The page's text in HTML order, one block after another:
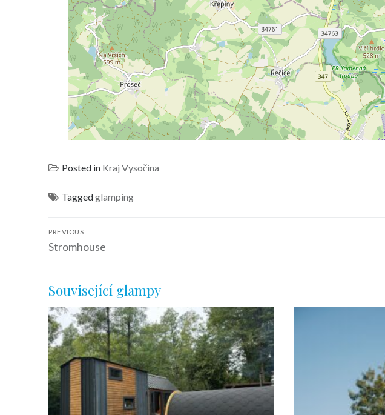
Posted in Kraj Vysočina
Taggedglamping
PREVIOUS
Stromhouse
Související glampy